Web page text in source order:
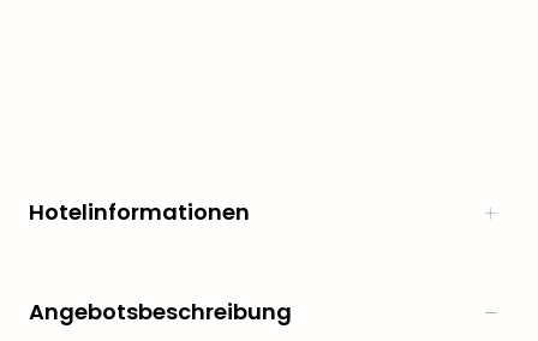
Hotelinformationen
Angebotsbeschreibung